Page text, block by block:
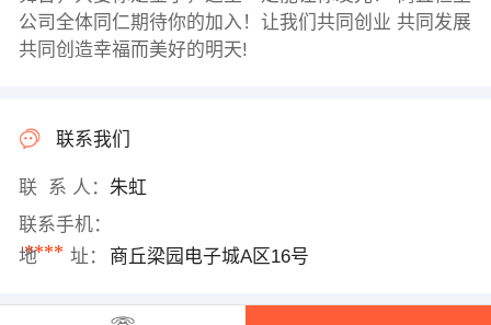
公司全体同仁期待你的加入！让我们共同创业 共同发展
共同创造幸福而美好的明天!
联系我们
联 系 人： 朱虹
联系手机：
****
地 址： 商丘梁园电子城A区16号